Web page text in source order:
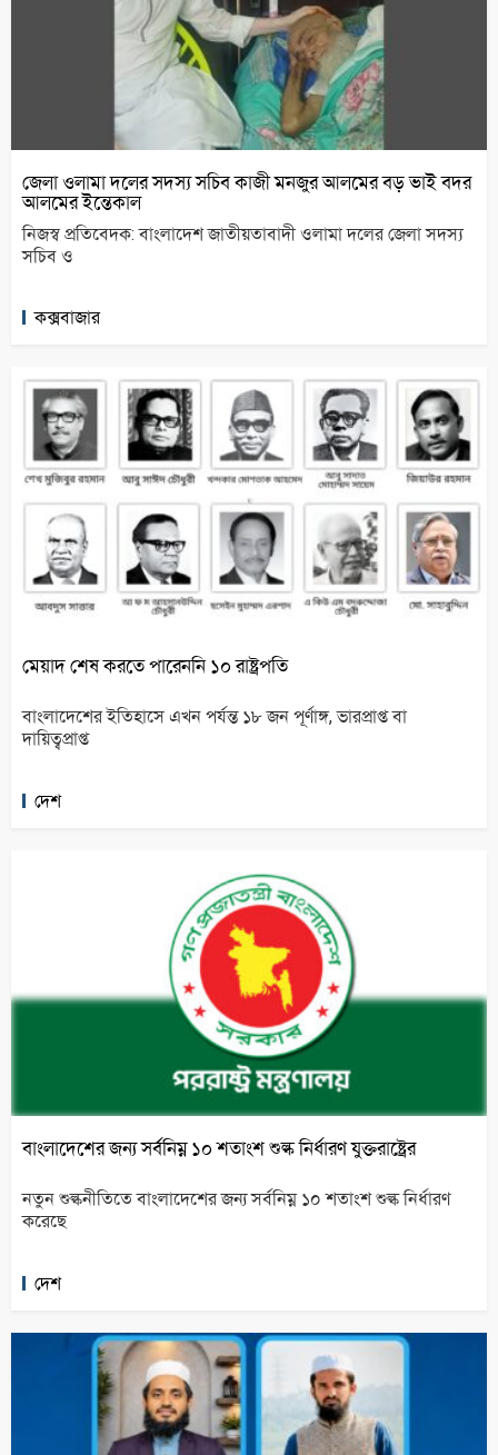
জেলা ওলামা দলের সদস্য সচিব কাজী মনজুর আলমের বড় ভাই বদর
আলমের ইন্তেকাল
নিজস্ব প্রতিবেদক: বাংলাদেশ জাতীয়তাবাদী ওলামা দলের জেলা সদস্য
সচিব ও
কক্সবাজার
মেয়াদ শেষ করতে পারেননি ১০ রাষ্ট্রপতি
বাংলাদেশের ইতিহাসে এখন পর্যন্ত ১৮ জন পূর্ণাঙ্গ, ভারপ্রাপ্ত বা
দায়িত্বপ্রাপ্ত
দেশ
বাংলাদেশের জন্য সর্বনিম্ন ১০ শতাংশ শুল্ক নির্ধারণ যুক্তরাষ্ট্রের
নতুন শুল্কনীতিতে বাংলাদেশের জন্য সর্বনিম্ন ১০ শতাংশ শুল্ক নির্ধারণ
করেছে
দেশ